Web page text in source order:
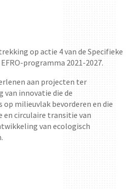
op actie 4 van de Specifieke
programma 2021-2027.
aan projecten ter
van innovatie die de
op milieuvlak bevorderen en die
en circulaire transitie van
van ecologisch